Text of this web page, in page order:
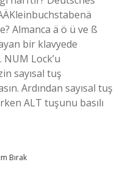
Almanca ä ö ü ve ß
bir klavyede
Lock’u
sayısal tuş
Ardından sayısal tuş
ALT tuşunu basılı
Bırak